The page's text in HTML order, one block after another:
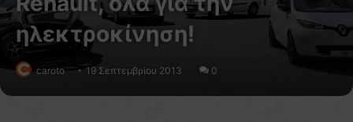
ηλεκτροκίνηση!
caroto 19 Σεπτεμβρίου 2013 0